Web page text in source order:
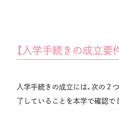
【入学手続きの成立要
入学手続きの成立には、次の２
了していることを本学で確認で